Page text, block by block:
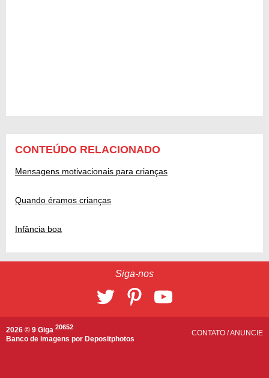
CONTEÚDO RELACIONADO
Mensagens motivacionais para crianças
Quando éramos crianças
Infância boa
Siga-nos
2026 © 9 Giga 20652
Banco de imagens por Depositphotos
CONTATO /ANUNCIE